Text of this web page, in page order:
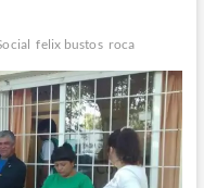
ú
felix bustos roca